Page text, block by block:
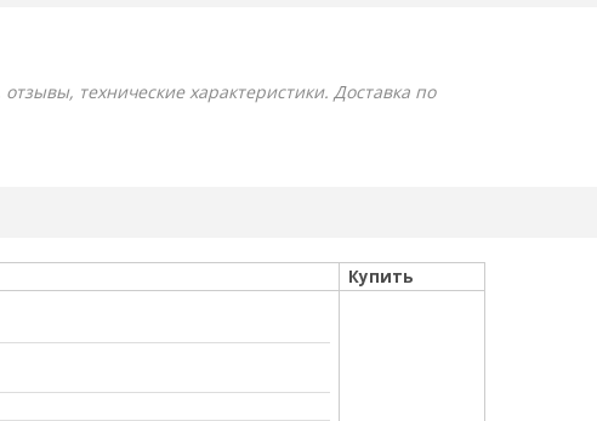
технические характеристики. Доставка по
Купить